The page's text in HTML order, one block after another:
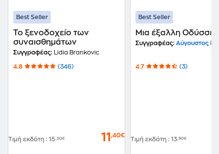
Best Seller
Το ξενοδοχείο των
συναισθημάτων
Συγγραφέας: Lidia Brankovic
4.8 (346)
Τιμή εκδότη : 15,50€ 11 ,40€
Best Seller
Μια έξαλλη
Συγγραφέας: Αύγουστος
4.7 (3)
Τιμή εκδότη : 13,90€